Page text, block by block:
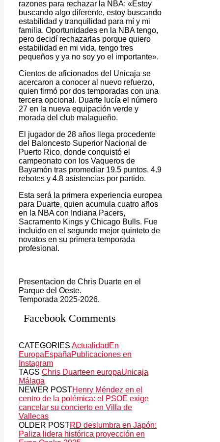
razones para rechazar la NBA: «Estoy
buscando algo diferente, estoy buscando
estabilidad y tranquilidad para mí y mi
familia. Oportunidades en la NBA tengo,
pero decidí rechazarlas porque quiero
estabilidad en mi vida, tengo tres
pequeños y ya no soy yo el importante».
Cientos de aficionados del Unicaja se
acercaron a conocer al nuevo refuerzo,
quien firmó por dos temporadas con una
tercera opcional. Duarte lucía el número
27 en la nueva equipación verde y
morada del club malagueño.
El jugador de 28 años llega procedente
del Baloncesto Superior Nacional de
Puerto Rico, donde conquistó el
campeonato con los Vaqueros de
Bayamón tras promediar 19.5 puntos, 4.9
rebotes y 4.8 asistencias por partido.
Esta será la primera experiencia europea
para Duarte, quien acumula cuatro años
en la NBA con Indiana Pacers,
Sacramento Kings y Chicago Bulls. Fue
incluido en el segundo mejor quinteto de
novatos en su primera temporada
profesional.
Presentacion de Chris Duarte en el
Parque del Oeste.
Temporada 2025-2026.
Facebook Comments
CATEGORIES Actualidad En
EuropaEspañaPublicaciones en
Instagram
TAGS Chris Duarteen europaUnicaja
Málaga
NEWER POSTHenry Méndez en el
centro de la polémica: el PSOE exige
cancelar su concierto en Villa de
Vallecas
OLDER POSTRD deslumbra en Japón:
Paliza lidera histórica proyección en